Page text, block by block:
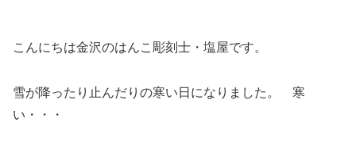
こんにちは金沢のはんこ彫刻士・塩屋です。
雪が降ったり止んだりの寒い日になりました。 寒
い・・・